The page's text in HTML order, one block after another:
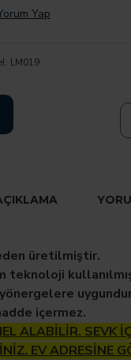
Yap
LM019
üretilmiştir.
teknoloji
içermez.
ALABİLİR. SEVK
EV ADRESİNE